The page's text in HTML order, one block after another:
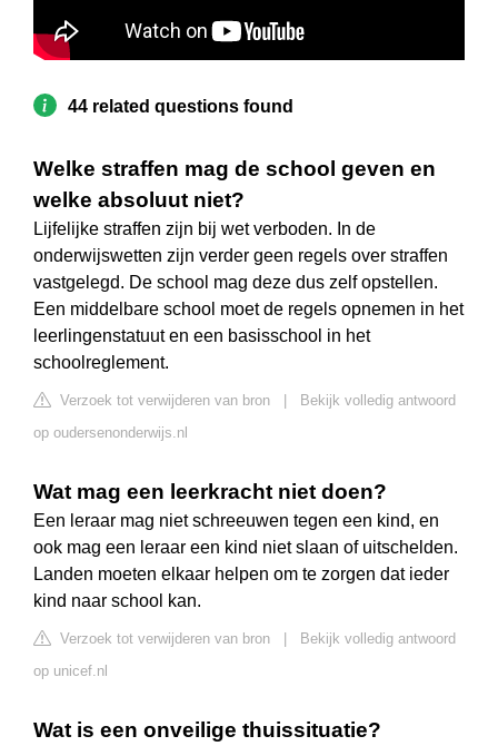
44 related questions found
Welke straffen mag de school geven en
welke absoluut niet?
Lijfelijke straffen zijn bij wet verboden. In de
onderwijswetten zijn verder geen regels over straffen
vastgelegd. De school mag deze dus zelf opstellen.
Een middelbare school moet de regels opnemen in het
leerlingenstatuut en een basisschool in het
schoolreglement.
Verzoek tot verwijderen van bron
Bekijk volledig antwoord
op oudersenonderwijs.nl
Wat mag een leerkracht niet doen?
Een leraar mag niet schreeuwen tegen een kind, en
ook mag een leraar een kind niet slaan of uitschelden.
Landen moeten elkaar helpen om te zorgen dat ieder
kind naar school kan.
Verzoek tot verwijderen van bron
Bekijk volledig antwoord
op unicef.nl
Wat is een onveilige thuissituatie?